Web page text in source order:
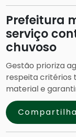
Prefeitura
serviço
chuvoso
Gestão prioriza
respeita critérios
material e